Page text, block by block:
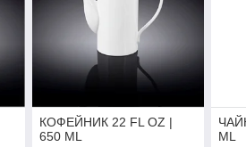
КОФЕЙНИК 22 FL OZ |
650 ML
ML